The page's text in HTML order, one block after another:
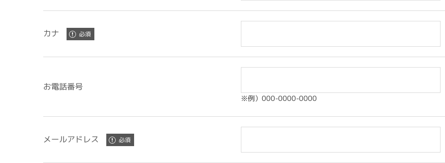
カナ
お電話番号
※例）000-0000-0000
メールアドレス